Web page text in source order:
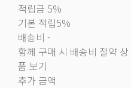
적립금 5%
기본 적립5%
배송비 -
함께 구매 시 배송비 절약 상
품 보기
추가 금액